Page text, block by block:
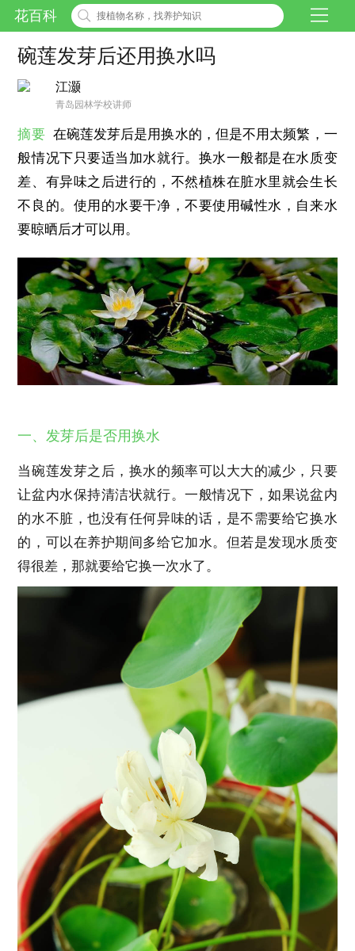
花百科
碗莲发芽后还用换水吗
江灏
青岛园林学校讲师
摘要 在碗莲发芽后是用换水的，但是不用太频繁，一
般情况下只要适当加水就行。换水一般都是在水质变
差、有异味之后进行的，不然植株在脏水里就会生长
不良的。使用的水要干净，不要使用碱性水，自来水
要晾晒后才可以用。
一、发芽后是否用换水
当碗莲发芽之后，换水的频率可以大大的减少，只要
让盆内水保持清洁状就行。一般情况下，如果说盆内
的水不脏，也没有任何异味的话，是不需要给它换水
的，可以在养护期间多给它加水。但若是发现水质变
得很差，那就要给它换一次水了。